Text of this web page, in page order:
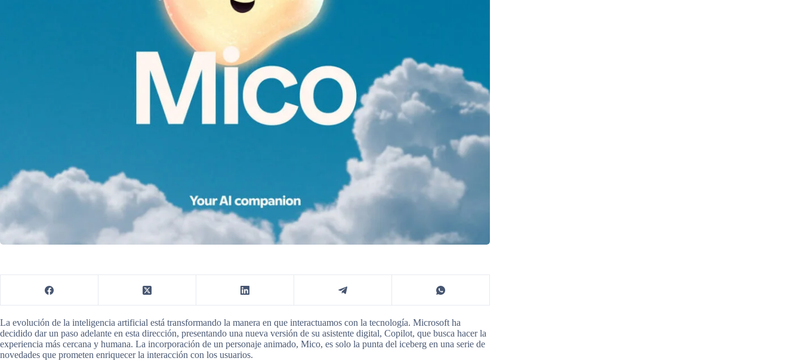
La evolución de la inteligencia artificial está transformando la manera en que interactuamos con la tecnología. Microsoft ha
decidido dar un paso adelante en esta dirección, presentando una nueva versión de su asistente digital, Copilot, que busca hacer la
experiencia más cercana y humana. La incorporación de un personaje animado, Mico, es solo la punta del iceberg en una serie de
novedades que prometen enriquecer la interacción con los usuarios.